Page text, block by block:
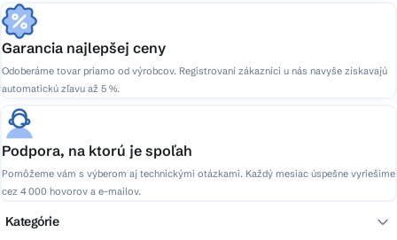
Garancia najlepšej ceny
Odoberáme tovar priamo od výrobcov. Registrovaní zákazníci u nás navyše získavajú
automatickú zľavu až 5 %.
Podpora, na ktorú je spoľah
Pomôžeme vám s výberom aj technickými otázkami. Každý mesiac úspešne vyriešime
cez 4 000 hovorov a e-mailov.
Kategórie